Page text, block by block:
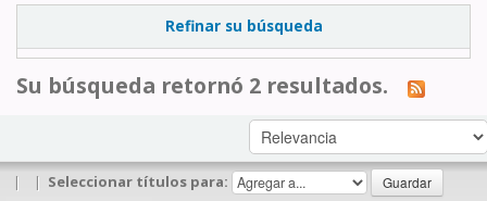
Refinar su búsqueda
Su búsqueda retornó 2 resultados.
| | Seleccionar títulos para: